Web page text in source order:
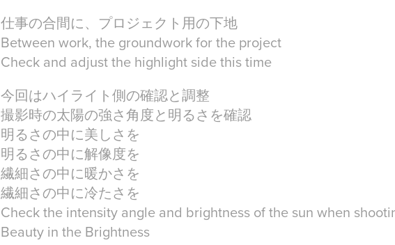
仕事の合間に、プロジェクト用の下地
Between work, the groundwork for the project
Check and adjust the highlight side this time
今回はハイライト側の確認と調整
撮影時の太陽の強さ角度と明るさを確認
明るさの中に美しさを
明るさの中に解像度を
繊細さの中に暖かさを
繊細さの中に冷たさを
Check the intensity angle and brightness of the sun when
Beauty in the Brightness